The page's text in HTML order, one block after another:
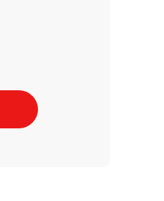
Заказать